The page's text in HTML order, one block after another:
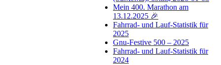
Mein 400. Marathon am
13.12.2025 🎉
Fahrrad- und Lauf-Statistik für
2025
Gnu-Festive 500 – 2025
Fahrrad- und Lauf-Statistik für
2024